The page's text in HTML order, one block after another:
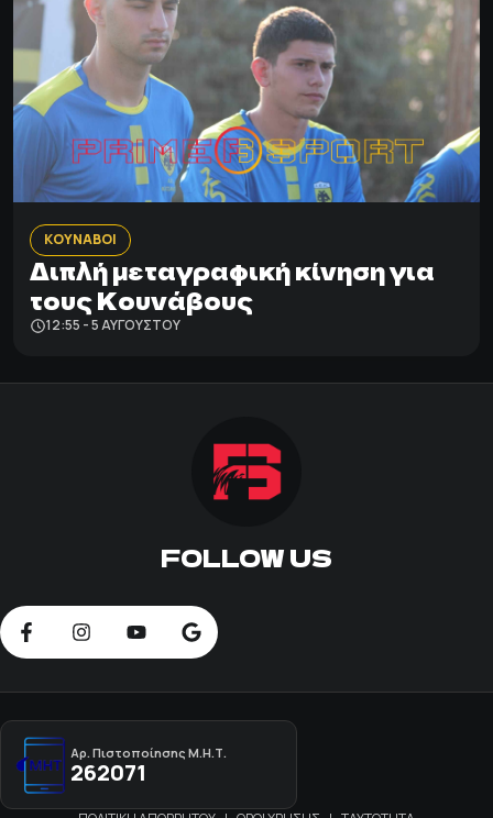
ΚΟΥΝΑΒΟΙ
Διπλή μεταγραφική κίνηση για
τους Κουνάβους
12:55 - 5 ΑΥΓΟΎΣΤΟΥ
FOLLOW US
Αρ. Πιστοποίησης Μ.Η.Τ.
262071